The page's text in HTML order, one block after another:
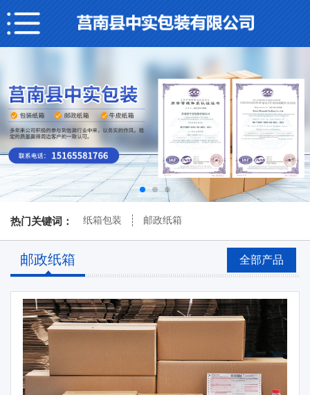
热门关键词： 纸箱包装 邮政纸箱
邮政纸箱 全部产品